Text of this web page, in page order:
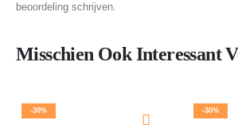
beoordeling schrijven.
Misschien Ook Interessant
-30% -30%